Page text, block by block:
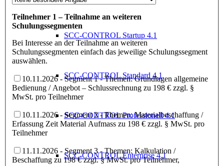
SCC-CONTROL Startup 4.1
SCC-CONTROL Standard 4.1
SCC-CONTROL Professionell 4.1
SCC-CONTROL Enterprise 4.1
Teilnehmer 1 – Teilnahme an weiteren
Schulungssegmenten
Bei Interesse an der Teilnahme an weiteren
Schulungssegmenten einfach das jeweilige Schulungssegment
auswählen.
10.11.2026 - Segment 1 - Themen: Grundlagen allgemeine
Bedienung / Angebot – Schlussrechnung zu 198 € zzgl. §
MwSt. pro Teilnehmer
10.11.2026 - Segment 2 - Themen: Materialbeschaffung /
Erfassung Zeit Material Aufmass zu 198 € zzgl. § MwSt. pro
Teilnehmer
11.11.2026 - Segment 3 - Themen: Kalkulation /
Beschaffung zu 198 € zzgl. § MwSt. pro Teilnehmer,